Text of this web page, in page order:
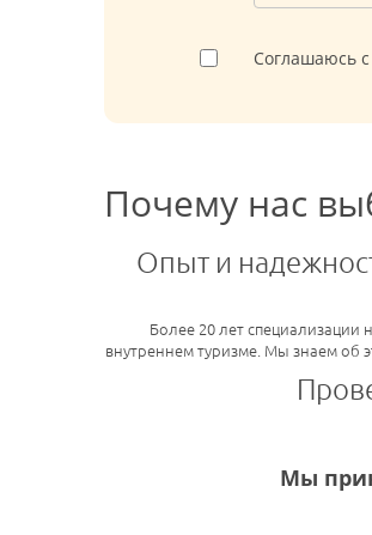
Соглашаюсь с
Почему нас
Опыт и
Более 20 лет специализации
внутреннем туризме. Мы знаем об
Мы